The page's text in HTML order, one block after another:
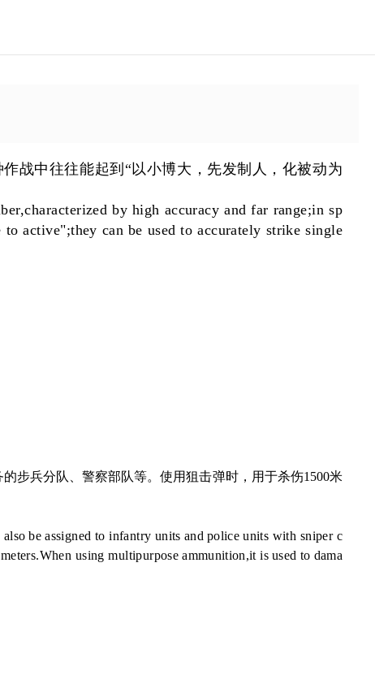
作战中往往能起到“以小博大，先发制人，化被动为
by high accuracy and far range;in sp
active";they can be used to accurately strike single
步兵分队、警察部队等。使用狙击弹时，用于杀伤1500米
also be assigned to infantry units and police units with sniper c
meters.When using multipurpose ammunition,it is used to dama